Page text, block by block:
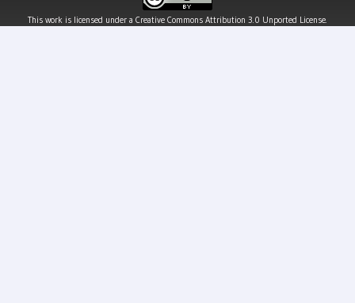
This work is licensed under a Creative Commons Attribution 3.0 Unported License.